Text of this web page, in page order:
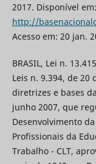
2017. Disponível em:
http://
Acesso em: 20 jan.
BRASIL, Lei n.
Leis n. 9.394, de 20
diretrizes e bases
junho 2007, que
Desenvolvimento
Profissionais da
Trabalho - CLT,